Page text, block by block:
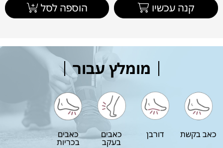
קנה עכשיו הוספה לסל
מומלץ עבור
כאב בקשת דורבן כאבים
בעקב
כאבים
בכריות